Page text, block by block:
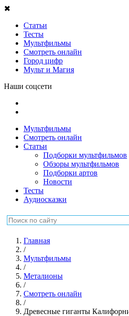
✖
Статьи
Тесты
Мультфильмы
Смотреть онлайн
Город цифр
Мульт и Магия
Наши соцсети
Мультфильмы
Смотреть онлайн
Статьи
Подборки мультфильмов
Обзоры мультфильмов
Подборки артов
Новости
Тесты
Аудиосказки
Главная
/
Мультфильмы
/
Металионы
/
Смотреть онлайн
/
Древесные гиганты